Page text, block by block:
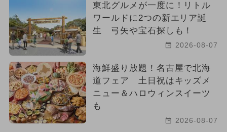
東北グルメが一度に！リトル
ワールドに2つの新エリア誕
生 弓矢や宝石探しも！
2026-08-07
海鮮盛り放題！名古屋で北海
道フェア 土日祝はキッズメ
ニュー＆ハロウィンスイーツ
も
2026-08-07